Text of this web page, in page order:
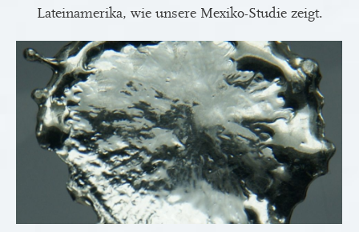
Lateinamerika, wie unsere Mexiko-Studie zeigt.